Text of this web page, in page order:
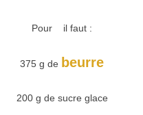
Pour il faut :
375 g de beurre
200 g de sucre glace